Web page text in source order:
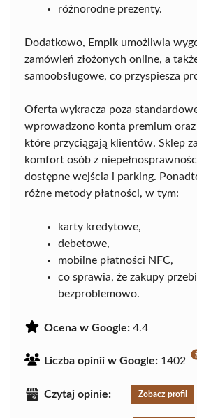
różnorodne prezenty.
Dodatkowo, Empik umożliwia
zamówień złożonych online, a
samoobsługowe, co przyspiesza
Oferta wykracza poza
wprowadzono konta premium
które przyciągają klientów. Sklep
komfort osób z
dostępne wejścia i parking.
różne metody płatności, w tym:
karty kredytowe,
debetowe,
mobilne płatności NFC,
co sprawia, że zakupy
bezproblemowo.
Ocena w Google: 4.4
Liczba opinii w Google: 1402
Czytaj opinie: Zobacz profil